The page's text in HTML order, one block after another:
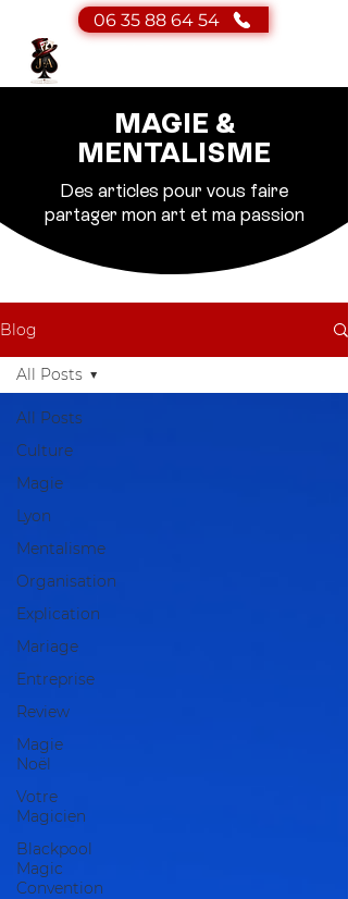
06 35 88 64 54
MAGIE &
MENTALISME
Des articles pour vous faire
partager mon art et ma passion
Blog
All Posts
Culture
Magie
Lyon
Mentalisme
Organisation
Explication
Mariage
Entreprise
Review
Magie
Noël
Votre
Magicien
Blackpool
Magic
Convention
All Posts